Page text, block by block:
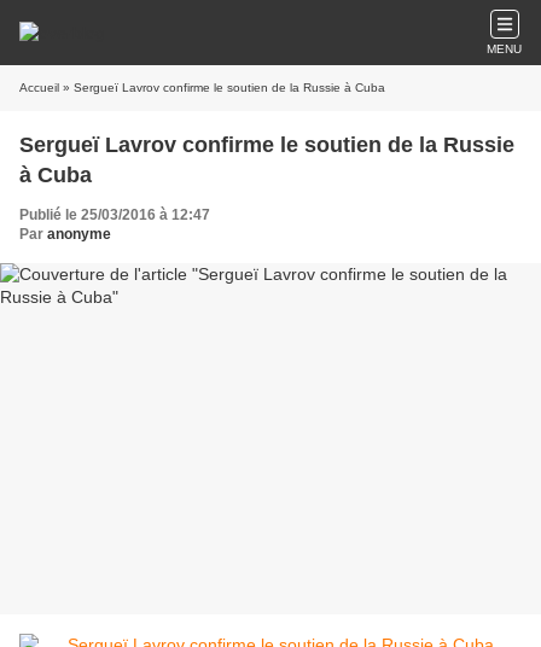
MENU
Accueil » Sergueï Lavrov confirme le soutien de la Russie à Cuba
Sergueï Lavrov confirme le soutien de la Russie
à Cuba
Publié le 25/03/2016 à 12:47
Par anonyme